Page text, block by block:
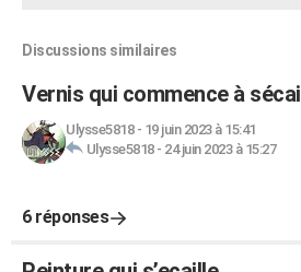
Discussions similaires
Vernis qui commence à
Ulysse5818- 19 juin 2023 à 15:41
Ulysse5818- 24 juin 2023 à 15:27
6 réponses